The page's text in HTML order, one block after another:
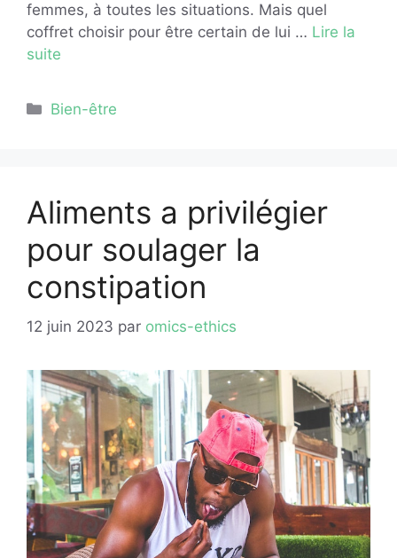
femmes, à toutes les situations. Mais quel
coffret choisir pour être certain de lui … Lire la
suite
Catégories
Bien-être
Aliments a privilégier
pour soulager la
constipation
12 juin 2023 par omics-ethics